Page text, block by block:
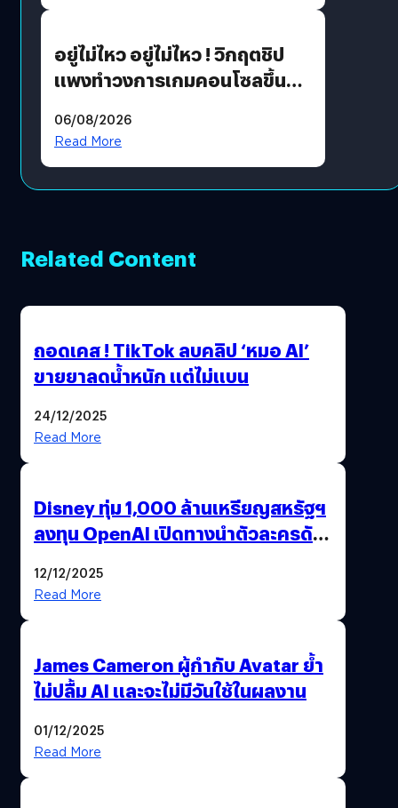
อยู่ไม่ไหว อยู่ไม่ไหว ! วิกฤตชิป
แพงทำวงการเกมคอนโซลขึ้น
?
06/08/2026
Read More
Related Content
ถอดเคส ! TikTok ลบคลิป ‘หมอ AI’
ขายยาลดน้ำหนัก แต่ไม่แบน
24/12/2025
Read More
Disney ทุ่ม 1,000 ล้านเหรียญสหรัฐฯ
ลงทุน OpenAI เปิดทางนำตัวละครดัง
12/12/2025
Read More
James Cameron ผู้กำกับ Avatar ย้ำ
ไม่ปลื้ม AI และจะไม่มีวันใช้ในผลงาน
01/12/2025
Read More